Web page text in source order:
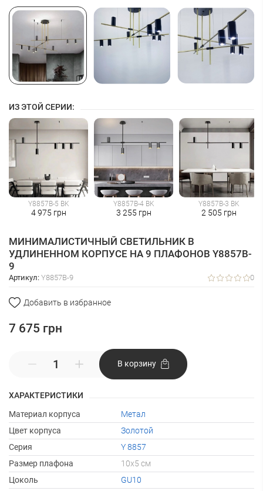
ИЗ ЭТОЙ СЕРИИ:
Y8857B-5 BK
4 975 грн
Y8857B-4 BK
3 255 грн
Y8857B-3 BK
2 505 грн
МИНИМАЛИСТИЧНЫЙ СВЕТИЛЬНИК В
УДЛИНЕННОМ КОРПУСЕ НА 9 ПЛАФОНОВ Y8857B-
9
Артикул: Y8857B-9 0
Добавить в избранное
7 675 грн
В корзину
ХАРАКТЕРИСТИКИ
Материал корпуса
Метал
Цвет корпуса
Золотой
Серия
Y 8857
Размер плафона
10х5 см
Цоколь
GU10